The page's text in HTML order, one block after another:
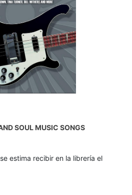
SOUL MUSIC SONGS
estima recibir en la librería el